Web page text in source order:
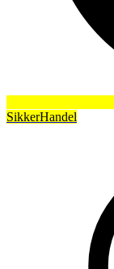
SikkerHandel